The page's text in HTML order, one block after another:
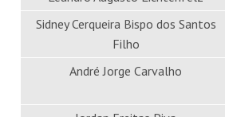
Sidney Cerqueira Bispo dos Santos
Filho
André Jorge Carvalho